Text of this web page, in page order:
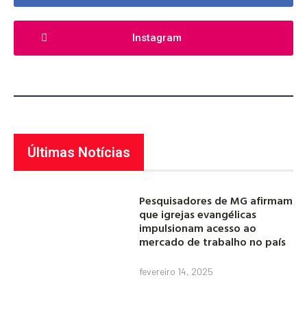
Instagram
Últimas Notícias
Pesquisadores de MG afirmam
que igrejas evangélicas
impulsionam acesso ao
mercado de trabalho no país
fevereiro 14, 2025